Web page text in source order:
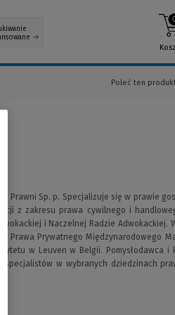
Poleć ten
Prawni Sp. p. Specjalizuje się w prawie
z zakresu prawa cywilnego i
i Naczelnej Radzie Adwokackiej.
Prawa Prywatnego Międzynarodowego
w Leuven w Belgii. Pomysłodawca i
w wybranych dziedzinach